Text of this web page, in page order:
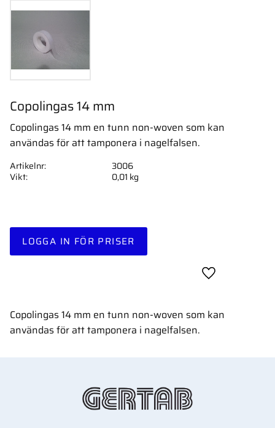
Copolingas 14 mm
Copolingas 14 mm en tunn non-woven som kan
användas för att tamponera i nagelfalsen.
LOGGA IN FÖR PRISER
Lägg till i
Artikelnr
3006
Vikt
0,01 kg
Copolingas 14 mm en tunn non-woven som kan
användas för att tamponera i nagelfalsen.